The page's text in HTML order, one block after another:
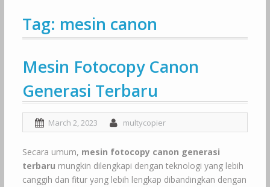
Tag: mesin canon
Mesin Fotocopy Canon
Generasi Terbaru
March 2, 2023 multycopier
Secara umum, mesin fotocopy canon generasi
terbaru mungkin dilengkapi dengan teknologi yang lebih
canggih dan fitur yang lebih lengkap dibandingkan dengan